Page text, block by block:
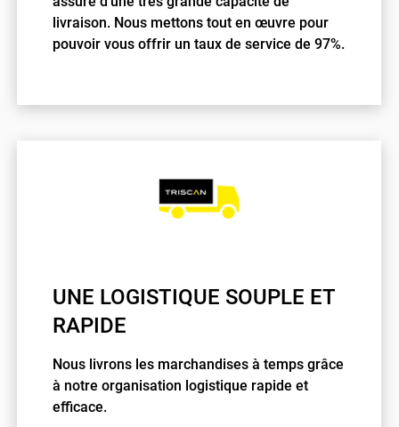
livraison. Nous mettons tout en œuvre pour
pouvoir vous offrir un taux de service de 97%.
UNE LOGISTIQUE SOUPLE ET
RAPIDE
Nous livrons les marchandises à temps grâce
à notre organisation logistique rapide et
efficace.